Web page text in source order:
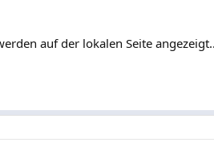
auf der lokalen Seite